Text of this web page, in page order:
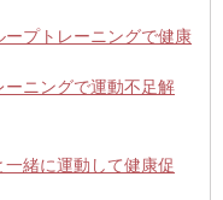
ープトレーニングで健康
ニングで運動不足解
緒に運動して健康促